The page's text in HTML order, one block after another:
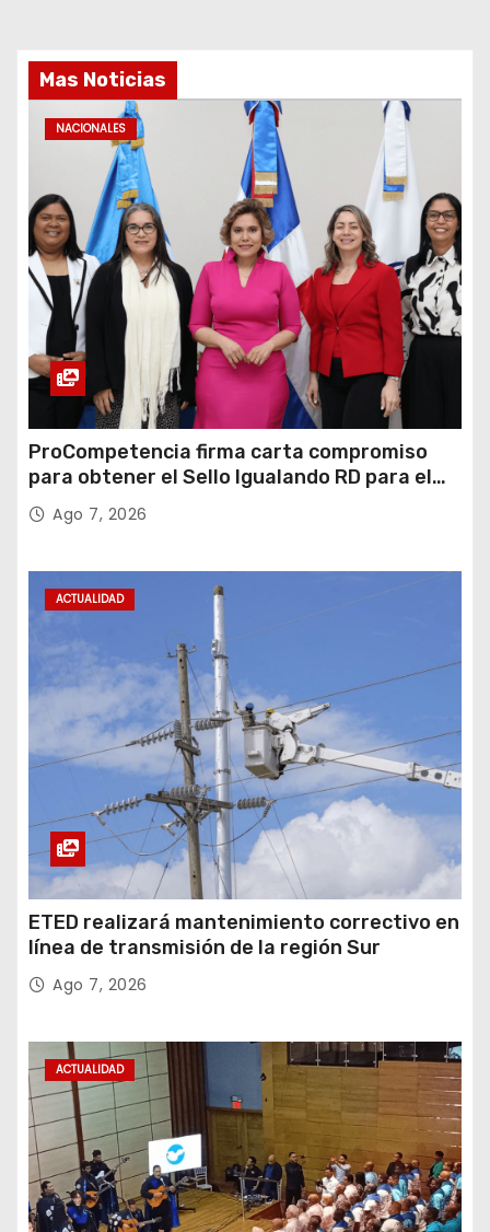
Mas Noticias
NACIONALES
ProCompetencia firma carta compromiso
para obtener el Sello Igualando RD para el
Sector Público
Ago 7, 2026
ACTUALIDAD
ETED realizará mantenimiento correctivo en
línea de transmisión de la región Sur
Ago 7, 2026
ACTUALIDAD